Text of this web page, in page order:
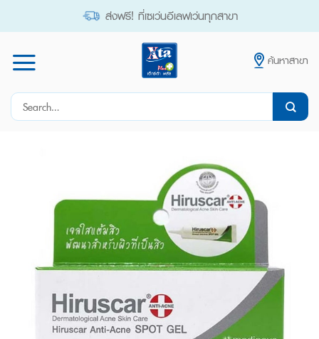
ส่งฟรี! ที่เซเว่นอีเลฟเว่นทุกสาขา
ค้นหาสาขา
Search